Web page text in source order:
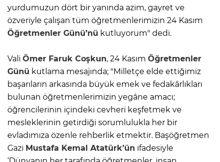
yurdumuzun dört bir yanında azim, gayret ve
özveriyle çalışan tüm öğretmenlerimizin 24 Kasım
Öğretmenler Günü’nü kutluyorum" dedi.
Vali Ömer Faruk Coşkun, 24 Kasım Öğretmenler
Günü kutlama mesajında; "Milletçe elde ettiğimiz
başarıların arkasında büyük emek ve fedakârlıkları
bulunan öğretmenlerimizin yegâne amacı;
öğrencilerinin içindeki cevheri keşfetmek ve
mesleklerinin getirdiği sorumlulukla her bir
evladımıza özenle rehberlik etmektir. Başöğretmen
Gazi Mustafa Kemal Atatürk’ün ifadesiyle